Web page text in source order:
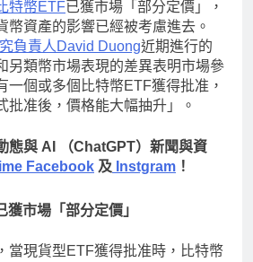
特幣ETF已獲市場「部分定價」，
幣資產的影響已經被考慮進去。
負責人David Duong近期進行的
另類幣市場表現的差異表明市場參
一個或多個比特幣ETF獲得批准，
批准後，價格能大幅抽升」。
態與 AI （ChatGPT）新聞與資
Facebook 及 Instgram ！
市場「部分定價」
當現貨型ETF獲得批准時，比特幣